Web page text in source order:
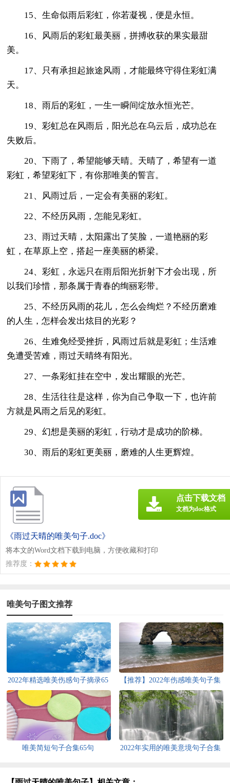
15、生命似雨后彩虹，你若凝视，便是永恒。
16、风雨后的彩虹最美丽，拼搏收获的果实最甜
美。
17、只有承担起旅途风雨，才能最终守得住彩虹满
天。
18、雨后的彩虹，一生一瞬间绽放永恒光芒。
19、彩虹总在风雨后，阳光总在乌云后，成功总在
失败后。
20、下雨了，希望能够天晴。天晴了，希望有一道
彩虹，希望彩虹下，有你那唯美的誓言。
21、风雨过后，一定会有美丽的彩虹。
22、不经历风雨，怎能见彩虹。
23、雨过天晴，太阳露出了笑脸，一道艳丽的彩
虹，在草原上空，搭起一座美丽的桥梁。
24、彩虹，永远只在雨后阳光折射下才会出现，所
以我们珍惜，那条属于青春的绚丽彩带。
25、不经历风雨的花儿，怎么会绚烂？不经历磨难
的人生，怎样会发出炫目的光彩？
26、生难免经受挫折，风雨过后就是彩虹；生活难
免遭受苦难，雨过天晴终有阳光。
27、一条彩虹挂在空中，发出耀眼的光芒。
28、生活往往是这样，你为自己争取一下，也许前
方就是风雨之后见的彩虹。
29、幻想是美丽的彩虹，行动才是成功的阶梯。
30、雨后的彩虹更美丽，磨难的人生更辉煌。
《雨过天晴的唯美句子.doc》
将本文的Word文档下载到电脑，方便收藏和打印
推荐度：
点击下载文档
文档为doc格式
唯美句子图文推荐
2022年精选唯美伤感句子摘录65
条
【推荐】2022年伤感唯美句子集
合78条
唯美简短句子合集65句
2022年实用的唯美意境句子合集